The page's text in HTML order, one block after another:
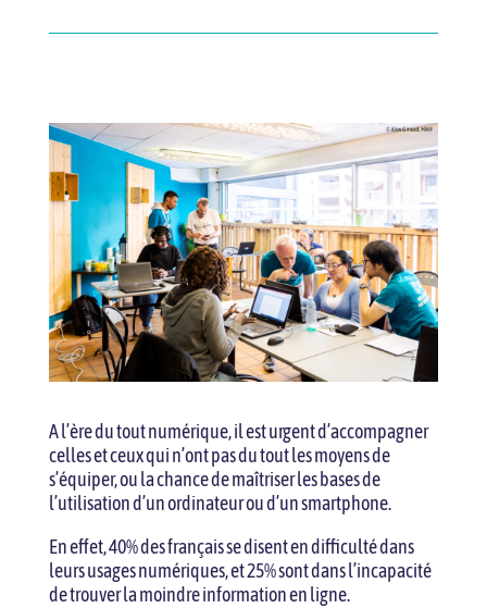
A l’ère du tout numérique, il est urgent d’accompagner
celles et ceux qui n’ont pas du tout les moyens de
s’équiper, ou la chance de maîtriser les bases de
l’utilisation d’un ordinateur ou d’un smartphone.
En effet, 40% des français se disent en difficulté dans
leurs usages numériques, et 25% sont dans l’incapacité
de trouver la moindre information en ligne.